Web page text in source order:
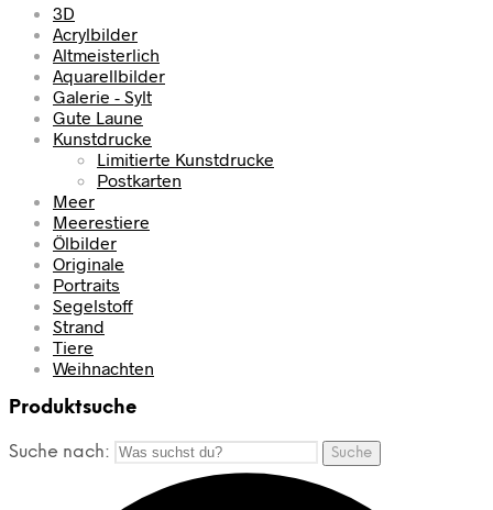
3D
Acrylbilder
Altmeisterlich
Aquarellbilder
Galerie - Sylt
Gute Laune
Kunstdrucke
Limitierte Kunstdrucke
Postkarten
Meer
Meerestiere
Ölbilder
Originale
Portraits
Segelstoff
Strand
Tiere
Weihnachten
Produktsuche
Suche nach: Suche